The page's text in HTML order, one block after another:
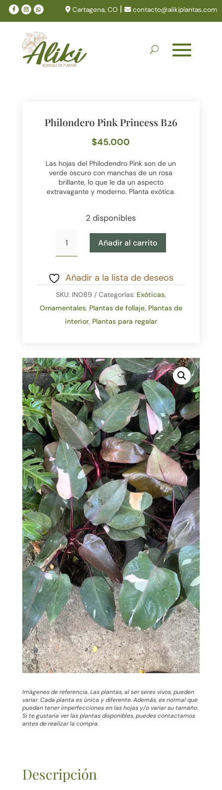
Cartagena, CO| contacto@alikiplantas.com
Imágenes de referencia. Las plantas, al ser seres vivos, pueden
variar. Cada planta es única y diferente. Además, es normal que
puedan tener imperfecciones en las hojas y/o variar su tamaño.
Si te gustaría ver las plantas disponibles, puedes contactarnos
antes de realizar la compra.
Philondero Pink Princess B26
$45.000
Las hojas del Philodendro Pink son de un
verde oscuro con manchas de un rosa
brillante, lo que le da un aspecto
extravagante y moderno. Planta exótica.
2 disponibles
Philondero
Pink
B26
Añadir al carrito
Añadir a la lista de deseos
SKU: IN089 Categorías: Exóticas,
Ornamentales, Plantas de follaje, Plantas de
interior, Plantas para regalar
Descripción